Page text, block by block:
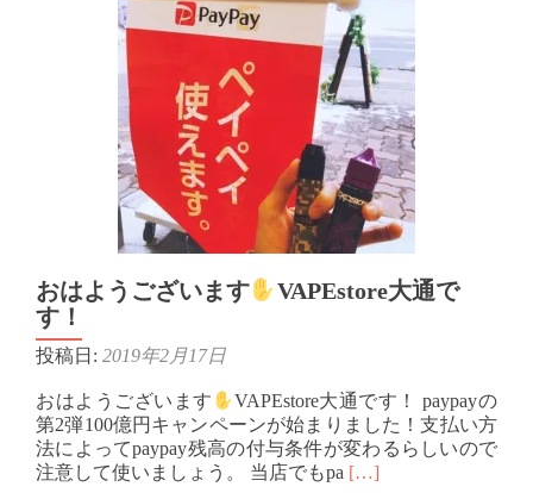
おはようございます
VAPEstore大通で
す！
投稿日: 2019年2月17日
おはようございます
VAPEstore大通です！ paypayの
第2弾100億円キャンペーンが始まりました！支払い方
法によってpaypay残高の付与条件が変わるらしいので
注意して使いましょう。 当店でもpa Read
[…]